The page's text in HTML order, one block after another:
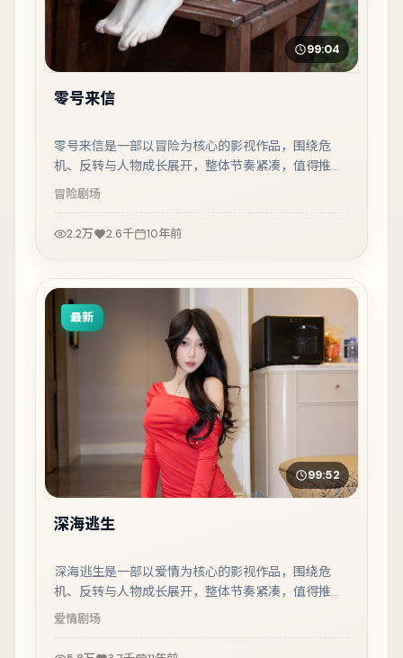
99:04
零号来信
零号来信是一部以冒险为核心的影视作品，围绕危
机、反转与人物成长展开，整体节奏紧凑，值得推荐
观看。
冒险剧场
2.2万 2.6千 10年前
最新
99:52
深海逃生
深海逃生是一部以爱情为核心的影视作品，围绕危
机、反转与人物成长展开，整体节奏紧凑，值得推荐
观看。
爱情剧场